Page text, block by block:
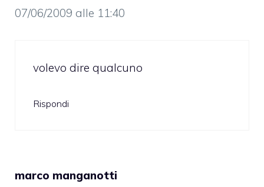
07/06/2009 alle 11:40
volevo dire qualcuno
Rispondi
marco manganotti